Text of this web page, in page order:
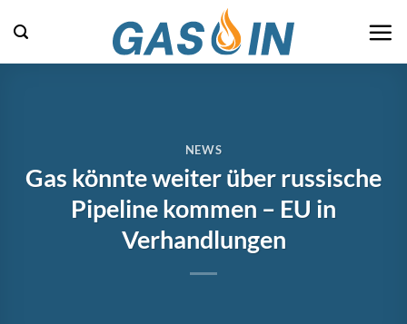
Inhalt
springen
NEWS
Gas könnte weiter über russische
Pipeline kommen – EU in
Verhandlungen